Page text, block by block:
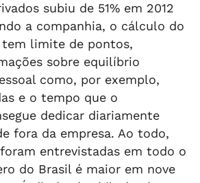
subiu de 51% em 2012
a companhia, o cálculo do
tem limite de pontos,
sobre equilíbrio
como, por exemplo,
e o tempo que o
dedicar diariamente
fora da empresa. Ao todo,
entrevistadas em todo o
do Brasil é maior em nove